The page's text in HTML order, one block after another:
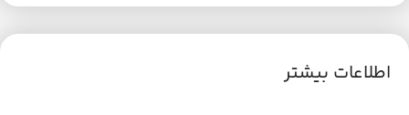
اطلاعات بیشتر